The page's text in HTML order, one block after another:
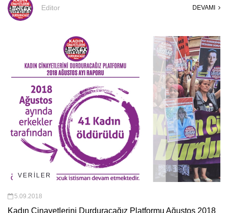
Editor DEVAMI
VERİLER
5.09.2018
Kadın Cinayetlerini Durduracağız Platformu Ağustos 2018